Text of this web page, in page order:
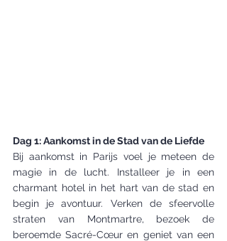
Dag 1: Aankomst in de Stad van de Liefde
Bij aankomst in Parijs voel je meteen de
magie in de lucht. Installeer je in een
charmant hotel in het hart van de stad en
begin je avontuur. Verken de sfeervolle
straten van Montmartre, bezoek de
beroemde Sacré-Cœur en geniet van een